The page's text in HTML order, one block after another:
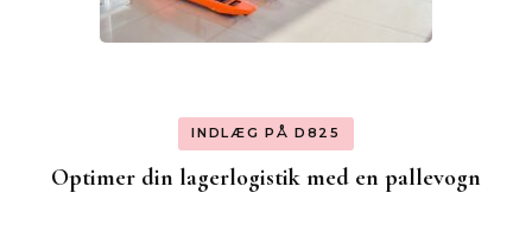
INDLÆG PÅ D825
Optimer din lagerlogistik med en pallevogn